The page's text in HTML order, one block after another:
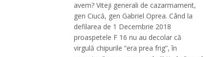
avem? Viteji generali de cazarmament,
gen Ciucă, gen Gabriel Oprea. Când la
defilarea de 1 Decembrie 2018
proaspetele F 16 nu au decolar că
virgulă chipurile “era prea frig”, în